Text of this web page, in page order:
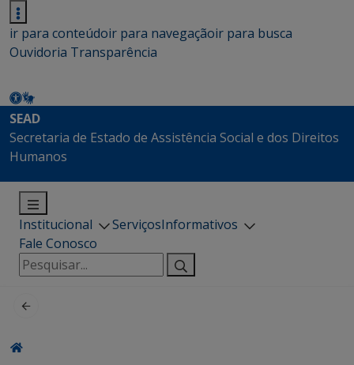
ir para conteúdoir para navegaçãoir para busca
Ouvidoria Transparência
SEAD
Secretaria de Estado de Assistência Social e dos Direitos
Humanos
Institucional ServiçosInformativos
Fale Conosco
Pesquisar
por: